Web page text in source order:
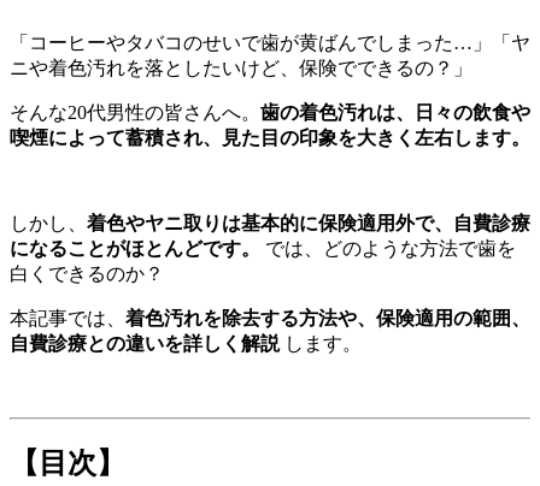
「コーヒーやタバコのせいで歯が黄ばんでしまった…」「ヤ
ニや着色汚れを落としたいけど、保険でできるの？」
そんな20代男性の皆さんへ。 歯の着色汚れは、日々の飲食や
喫煙によって蓄積され、見た目の印象を大きく左右します。
しかし、 着色やヤニ取りは基本的に保険適用外で、自費診療
になることがほとんどです。
では、どのような方法で歯を
白くできるのか？
本記事では、 着色汚れを除去する方法や、保険適用の範囲、
自費診療との違いを詳しく解説します。
【目次】